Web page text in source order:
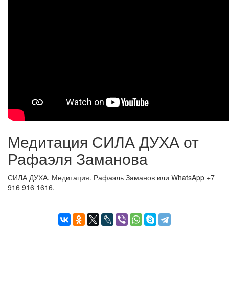
Медитация СИЛА ДУХА от
Рафаэля Заманова
СИЛА ДУХА. Медитация. Рафаэль Заманов или WhatsApp +7
916 916 1616.